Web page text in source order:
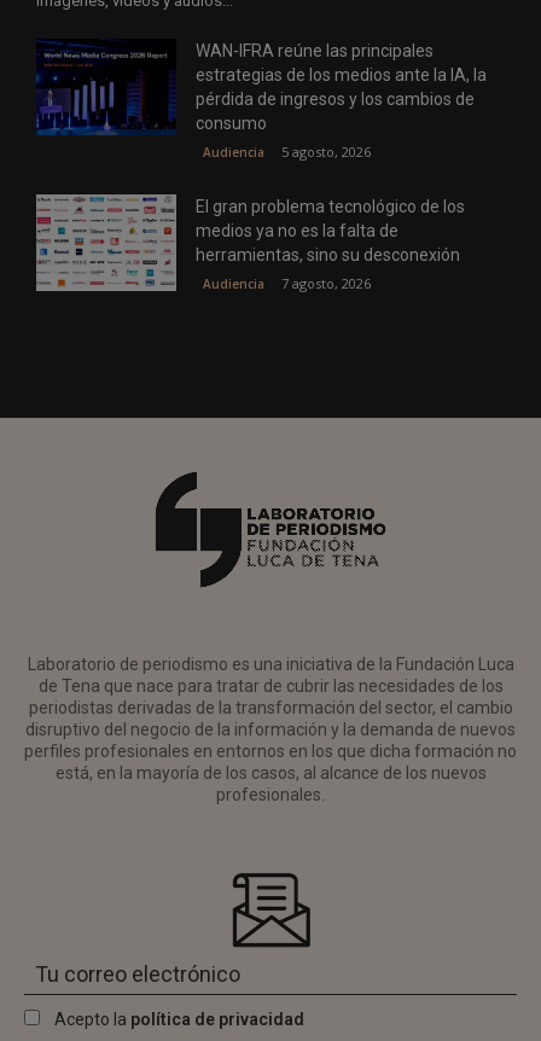
WAN-IFRA reúne las principales
estrategias de los medios ante la IA, la
pérdida de ingresos y los cambios de
consumo
Audiencia 5 agosto, 2026
El gran problema tecnológico de los
medios ya no es la falta de
herramientas, sino su desconexión
Audiencia 7 agosto, 2026
Laboratorio de periodismo es una iniciativa de la Fundación Luca
de Tena que nace para tratar de cubrir las necesidades de los
periodistas derivadas de la transformación del sector, el cambio
disruptivo del negocio de la información y la demanda de nuevos
perfiles profesionales en entornos en los que dicha formación no
está, en la mayoría de los casos, al alcance de los nuevos
profesionales.
Acepto la política de privacidad